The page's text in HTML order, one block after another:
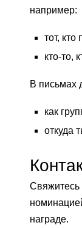
например:
тот,
кто-то,
В письмах
как
откуда
награде.